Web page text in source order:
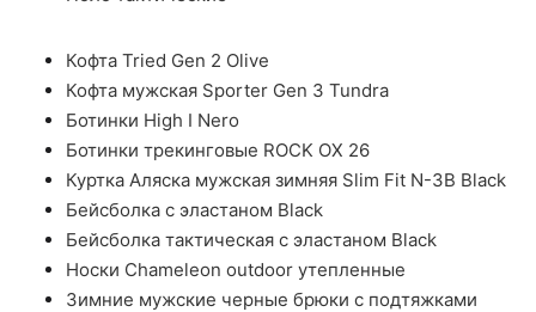
Кофта Tried Gen 2 Olive
Кофта мужская Sporter Gen 3 Tundra
Ботинки High I Nero
Ботинки трекинговые ROCK OX 26
Куртка Аляска мужская зимняя Slim Fit N-3B Black
Бейсболка с эластаном Black
Бейсболка тактическая с эластаном Black
Носки Chameleon outdoor утепленные
Зимние мужские черные брюки с подтяжками